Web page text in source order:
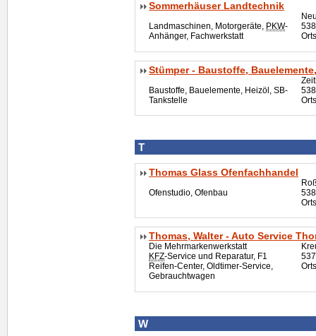
Sommerhäuser Landtechnik
Landmaschinen, Motorgeräte, PKW-
Anhänger, Fachwerkstatt
Stümper - Baustoffe,
Baustoffe, Bauelemente, Heizöl, SB-
Tankstelle
T
Thomas Glass Ofenfachhandel
Ofenstudio, Ofenbau
Thomas, Walter - Auto Service
Die Mehrmarkenwerkstatt
KFZ-Service und Reparatur, F1
Reifen-Center, Oldtimer-Service,
Gebrauchtwagen
W